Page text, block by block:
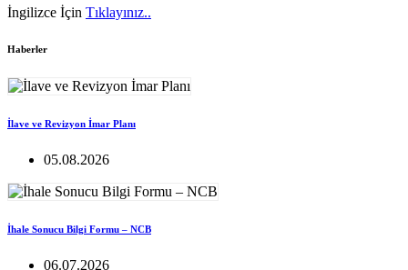
İngilizce İçin Tıklayınız..
Haberler
İlave ve Revizyon İmar Planı
05.08.2026
İhale Sonucu Bilgi Formu – NCB
06.07.2026